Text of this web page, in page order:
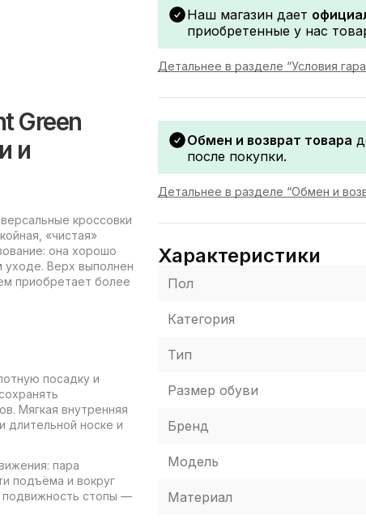
Green
и
кроссовки
«чистая»
она хорошо
уходе. Верх выполнен
приобретает более
посадку и
Мягкая внутренняя
длительной носке и
пара
подъёма и вокруг
подвижность стопы —
Наш магазин дает
приобретенные у нас
Детальнее в разделе “Условия
Обмен и возврат товара
после покупки.
Детальнее в разделе “Обмен и
Характеристики
Пол
Категория
Тип
Размер обуви
Бренд
Модель
Материал